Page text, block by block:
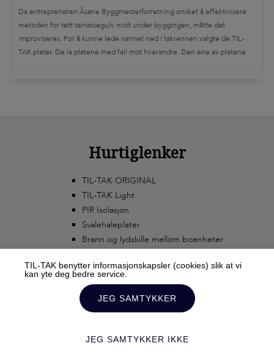
Da entreprenøren Åsane Byggmesterforretning ønsket å effektivisere
metoden for tett terrassegulv midt under byggingen, måtte det
improviseres. For å kunne lede vannet ned i takrennen valgte de TIL-
TAK plater. De la platene med fall mot hverandre. Den ene av platene
Hurtiglenker
TIL-TAK ORIGINAL
TIL-TAK Light
PIR Isolasjon
Svalehaleplater
Brann og lydskille mellom boenheter
© 2020 TIL-TAK AS ALL RIGHTS RESERVED TERMS AND CONDITIONS
TIL-TAK benytter informasjonskapsler (cookies) slik at vi
kan yte deg bedre service.
JEG SAMTYKKER
JEG SAMTYKKER IKKE